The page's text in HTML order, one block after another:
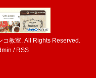
コ教室. All Rights Reserved.
/ RSS